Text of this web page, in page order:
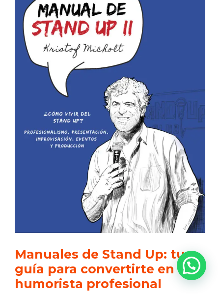
Manuales de Stand Up: tu
guía para convertirte en
humorista profesional